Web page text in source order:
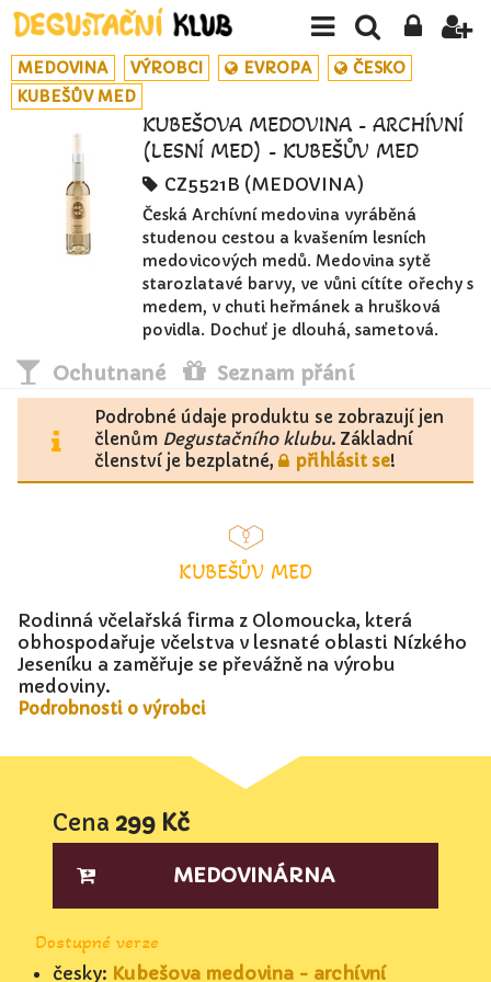
MEDOVINA VÝROBCI EVROPA
ČESKO
KUBEŠŮV MED
KUBEŠOVA MEDOVINA - ARCHÍVNÍ
(LESNÍ MED) - KUBEŠŮV MED
CZ5521B (MEDOVINA)
Česká Archívní medovina vyráběná
studenou cestou a kvašením lesních
medovicových medů. Medovina sytě
starozlatavé barvy, ve vůni cítíte ořechy s
medem, v chuti heřmánek a hrušková
povidla. Dochuť je dlouhá, sametová.
Ochutnané Seznam přání
Podrobné údaje produktu se zobrazují jen
členům Degustačního klubu. Základní
členství je bezplatné,
přihlásit se!
KUBEŠŮV MED
Rodinná včelařská firma z Olomoucka, která
obhospodařuje včelstva v lesnaté oblasti Nízkého
Jeseníku a zaměřuje se převážně na výrobu
medoviny.
Podrobnosti o výrobci
Cena 299 Kč
MEDOVINÁRNA
Dostupné verze
česky: Kubešova medovina - archívní